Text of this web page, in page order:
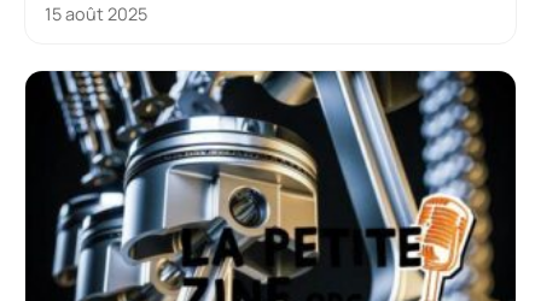
15 août 2025